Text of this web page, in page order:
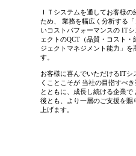
ＩＴシステムを通してお客様
ため、 業務を幅広く分析する
いコストパフォーマンスの IT
ェクトのQCT（品質・コスト
ジェクトマネジメント能力」を
す。
お客様に喜んでいただけるIT
くことこそが 当社の目指すべ
とともに、成長し続ける企業
後とも、より一層のご支援を賜
上げます。